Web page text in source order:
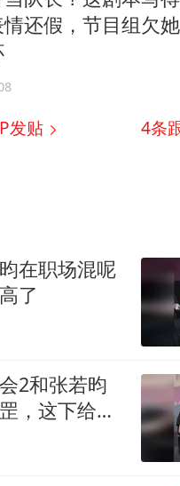
还假，节目组欠
发贴 4条
在职场混呢
了
2和张若昀
，这下给王